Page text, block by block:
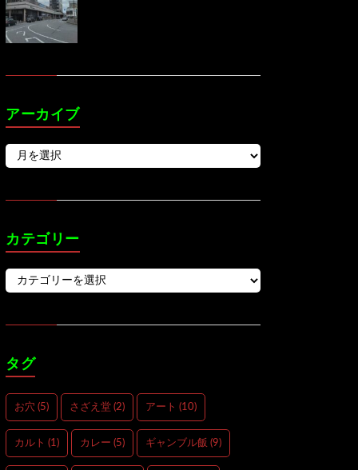
アーカイブ
カテゴリー
タグ
お穴 (5) さざえ堂 (2) アート (10)
カルト (1) カレー (5) ギャンブル飯 (9)